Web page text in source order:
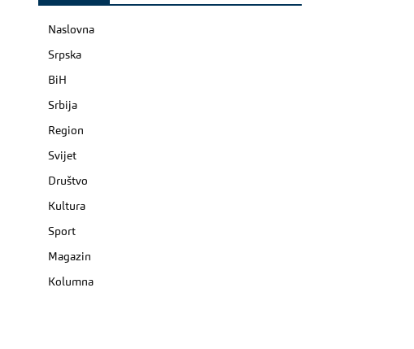
Naslovna
Srpska
BiH
Srbija
Region
Svijet
Društvo
Kultura
Sport
Magazin
Kolumna